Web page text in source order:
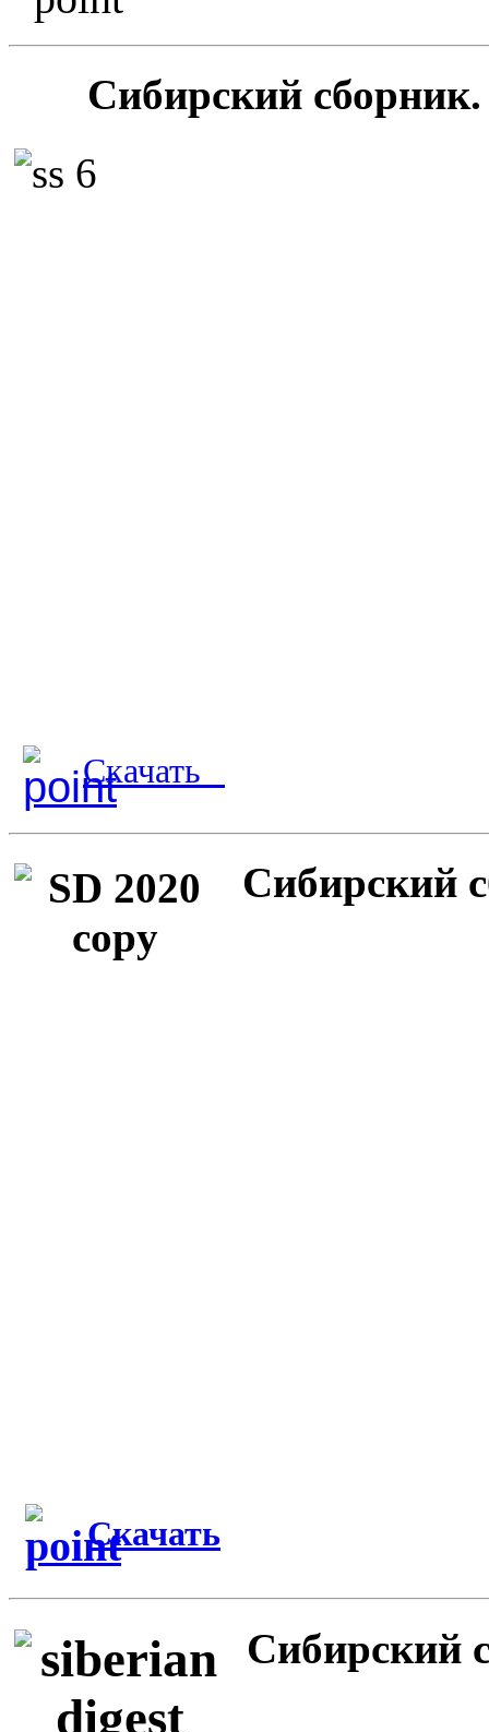
Сибирский
Скачать
Сибирский
Скачать
Сибирский